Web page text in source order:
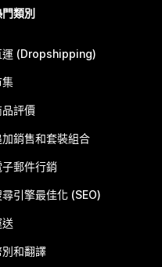
類別
運 (Dropshipping)
集
品評價
加銷售和套裝組合
子郵件行銷
尋引擎最佳化 (SEO)
送
別和翻譯